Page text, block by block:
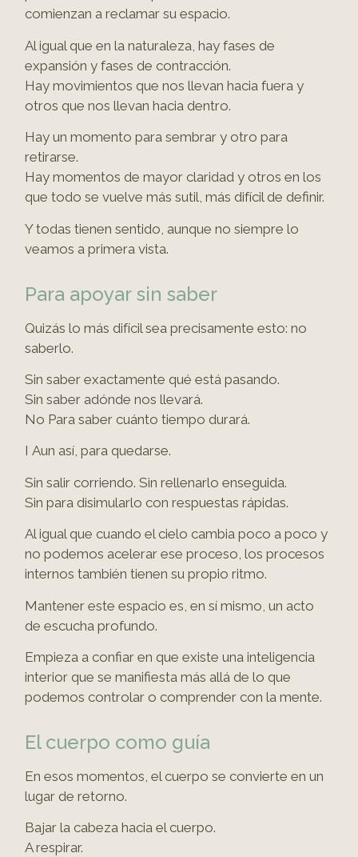
comienzan a reclamar su espacio.
Al igual que en la naturaleza, hay fases de
expansión y fases de contracción.
Hay movimientos que nos llevan hacia fuera y
otros que nos llevan hacia dentro.
Hay un momento para sembrar y otro para
retirarse.
Hay momentos de mayor claridad y otros en los
que todo se vuelve más sutil, más difícil de definir.
Y todas tienen sentido, aunque no siempre lo
veamos a primera vista.
Para apoyar sin saber
Quizás lo más difícil sea precisamente esto: no
saberlo.
Sin saber exactamente qué está pasando.
Sin saber adónde nos llevará.
No Para saber cuánto tiempo durará.
IAun así, para quedarse.
Sin salir corriendo. Sin rellenarlo enseguida.
Sin para disimularlo con respuestas rápidas.
Al igual que cuando el cielo cambia poco a poco y
no podemos acelerar ese proceso, los procesos
internos también tienen su propio ritmo.
Mantener este espacio es, en sí mismo, un acto
de escucha profundo.
Empieza a confiar en que existe una inteligencia
interior que se manifiesta más allá de lo que
podemos controlar o comprender con la mente.
El cuerpo como guía
En esos momentos, el cuerpo se convierte en un
lugar de retorno.
Bajar la cabeza hacia el cuerpo.
A respirar.